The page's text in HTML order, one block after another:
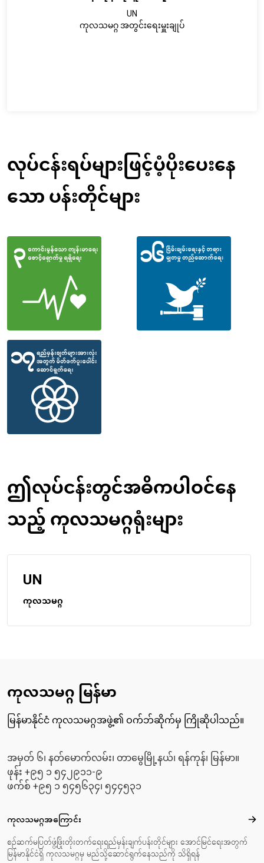
UN
ကုလသမဂ္ဂ အတွင်းရေးမှူးချုပ်
လုပ်ငန်းရပ်များဖြင့်ပံ့ပိုးပေးနေ
သော ပန်းတိုင်များ
ဤလုပ်ငန်းတွင်အဓိကပါဝင်နေ
သည့် ကုလသမဂ္ဂရုံးများ
UN
ကုလသမဂ္ဂ
ကုလသမဂ္ဂ မြန်မာ
မြန်မာနိုင်ငံ ကုလသမဂ္ဂအဖွဲ့၏ ဝက်ဘ်ဆိုက်မှ ကြိုဆိုပါသည်။
အမှတ် ၆၊ နတ်မောက်လမ်း၊ တာမွေမြို့နယ်၊ ရန်ကုန်၊ မြန်မာ။
ဖုန်း +၉၅ ၁ ၅၄၂၉၁၁-၉
ဖက်စ် +၉၅ ၁ ၅၄၅၆၃၄၊ ၅၄၄၅၃၁
Footer menu
ကုလသမဂ္ဂအကြောင်း ကုလ
စဉ်ဆက်မပြတ်ဖွံ့ဖြိုးတိုးတက်ရေးရည်မှန်းချက်ပန်းတိုင်များ အောင်မြင်ရေးအတွက်
မြန်မာနိုင်ငံရှိ ကုလသမဂ္ဂမှ မည်သို့ဆောင်ရွက်နေသည်ကို သိရှိရန်